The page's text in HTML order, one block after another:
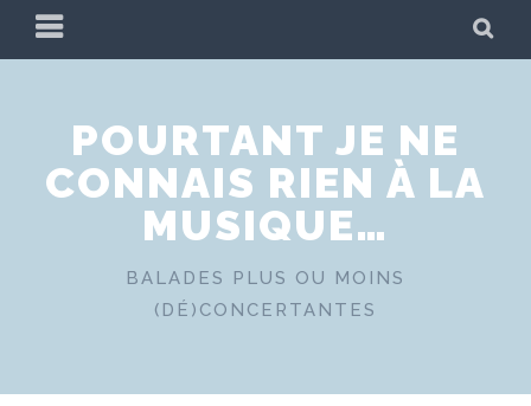
PRIMARY
MENU
POURTANT JE NE
CONNAIS RIEN À LA
MUSIQUE…
BALADES PLUS OU MOINS
(DÉ)CONCERTANTES